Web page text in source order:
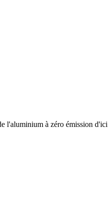
l'aluminium à zéro émission